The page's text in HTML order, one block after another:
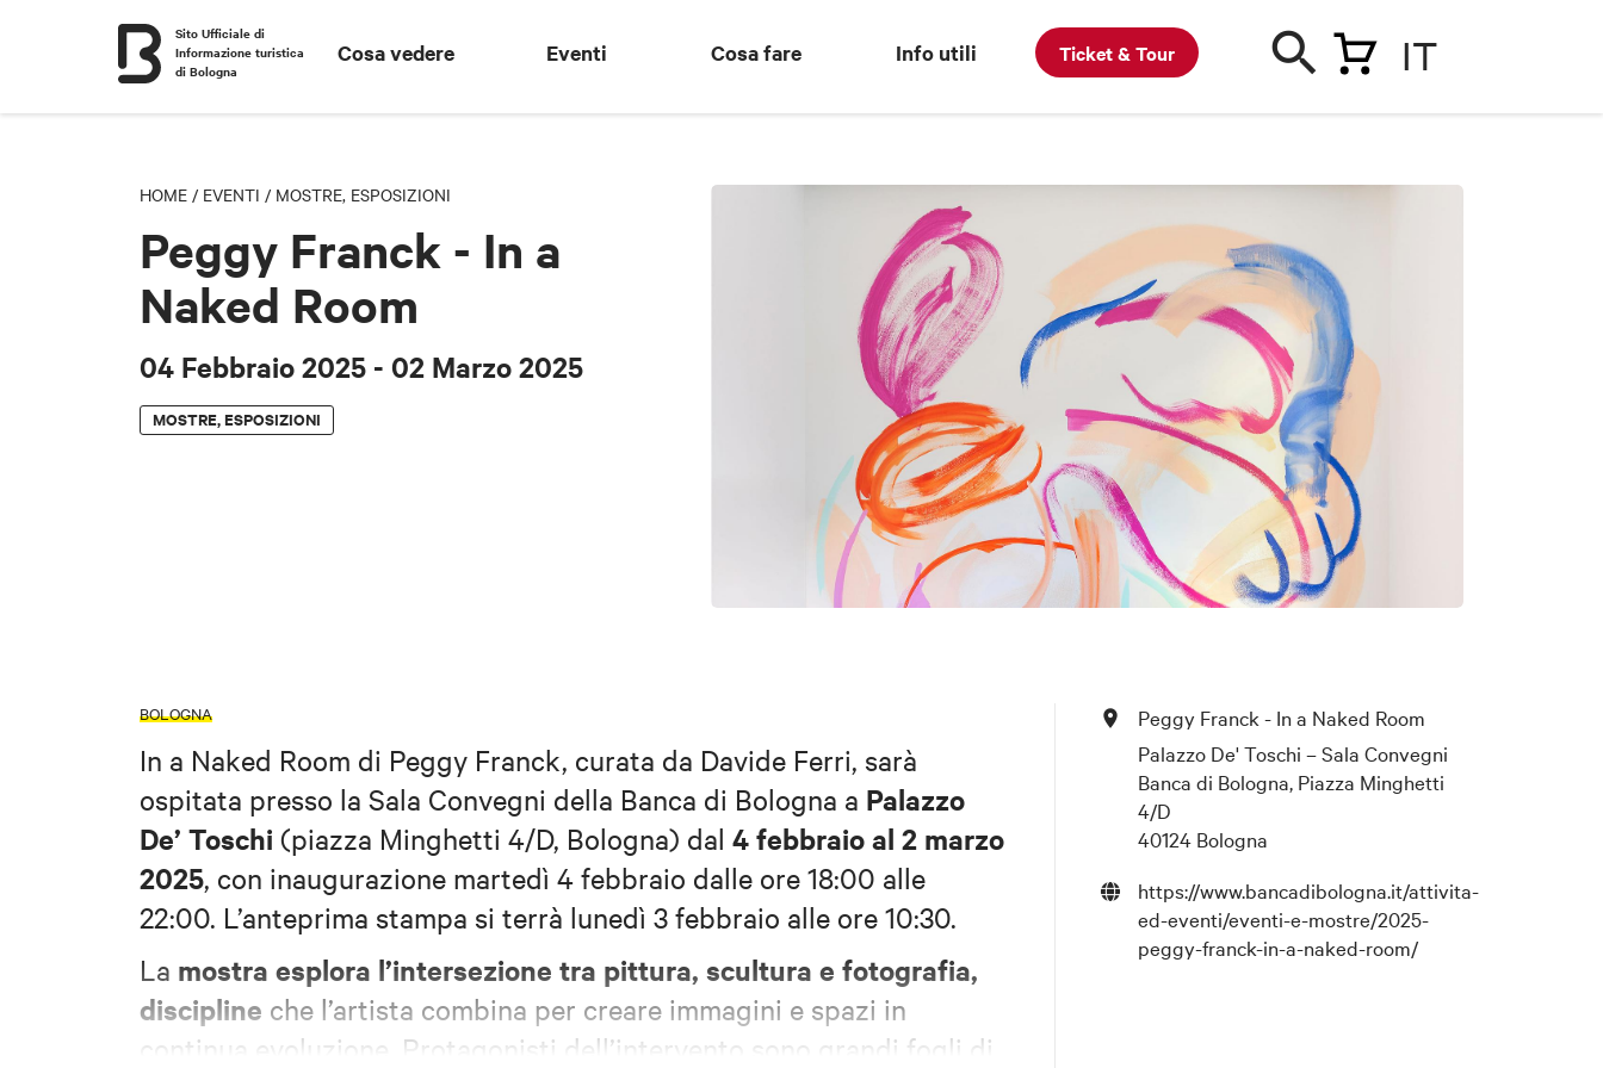
Sito Ufficiale di
Informazione turistica
di Bologna
Cosa vedere Eventi Cosa fare Info utili Ticket & Tour IT
HOME / EVENTI / MOSTRE, ESPOSIZIONI
Peggy Franck - In a
Naked Room
04 Febbraio 2025 - 02 Marzo 2025
MOSTRE, ESPOSIZIONI
BOLOGNA
In a Naked Room di Peggy Franck, curata da Davide Ferri, sarà
ospitata presso la Sala Convegni della Banca di Bologna a Palazzo
De’ Toschi (piazza Minghetti 4/D, Bologna) dal 4 febbraio al 2 marzo
2025, con inaugurazione martedì 4 febbraio dalle ore 18:00 alle
22:00. L’anteprima stampa si terrà lunedì 3 febbraio alle ore 10:30.
La mostra esplora l’intersezione tra pittura, scultura e fotografia,
discipline che l’artista combina per creare immagini e spazi in
continua evoluzione. Protagonisti dell’intervento sono grandi fogli di
Peggy Franck - In a Naked Room
Palazzo De' Toschi – Sala Convegni
Banca di Bologna, Piazza Minghetti
4/D
40124 Bologna
https://www.bancadibologna.it/attivita-
ed-eventi/eventi-e-mostre/2025-
peggy-franck-in-a-naked-room/